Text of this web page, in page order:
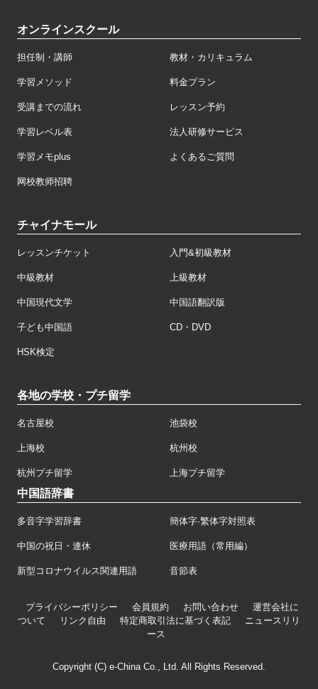
オンラインスクール
担任制・講師 教材・カリキュラム
学習メソッド 料金プラン
受講までの流れ レッスン予約
学習レベル表 法人研修サービス
学習メモplus よくあるご質問
网校教师招聘
チャイナモール
レッスンチケット 入門&初級教材
中級教材 上級教材
中国現代文学 中国語翻訳版
子ども中国語 CD・DVD
HSK検定
各地の学校・プチ留学
名古屋校 池袋校
上海校 杭州校
杭州プチ留学 上海プチ留学
中国語辞書
多音字学習辞書 簡体字·繁体字対照表
中国の祝日・連休 医療用語（常用編）
新型コロナウイルス関連用語 音節表
プライバシーポリシー 会員規約 お問い合わせ
運営会社に
ついて
リンク自由 特定商取引法に基づく表記
ニュースリリ
ース
Copyright (C) e-China Co., Ltd. All Rights Reserved.